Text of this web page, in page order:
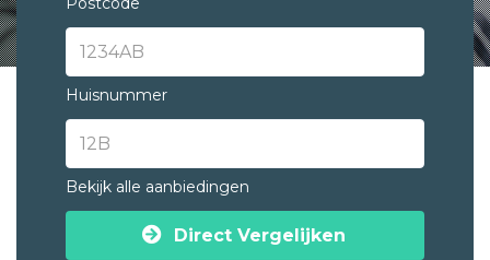
Huisnummer
Bekijk alle aanbiedingen
Direct Vergelijken